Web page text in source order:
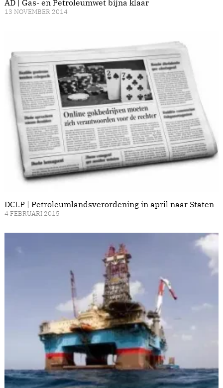
AD | Gas- en Petroleumwet bijna klaar
13 NOVEMBER 2014
DCLP | Petroleumlandsverordening in april naar Staten
4 FEBRUARI 2015